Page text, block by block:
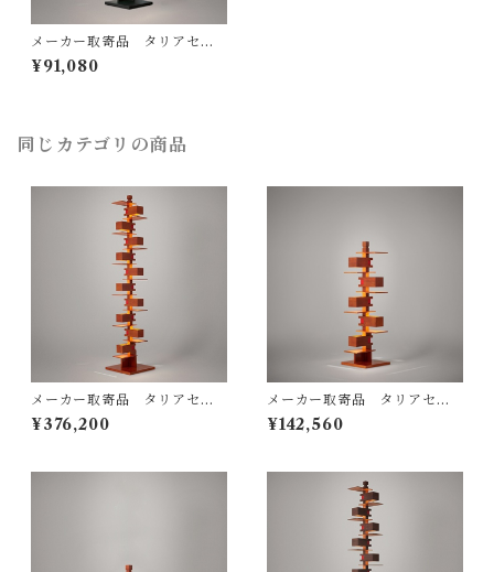
メーカー取寄品 タリアセン
TALIESIN4 ブラック 322S7
349 / Frank Lloyd Wright /
¥91,080
同じカテゴリの商品
メーカー取寄品 タリアセン
TALIESIN® 2 322S7263
（旧型番S2309） / フランク
¥376,200
メーカー取寄品 タリアセン
TALIESIN3 チェリー 型番32
2S2311 / Frank Lloyd Wrigh
¥142,560